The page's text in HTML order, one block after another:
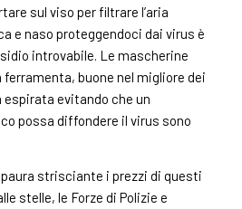
sul viso per filtrare l’aria
e naso proteggendoci dai virus è
introvabile. Le mascherine
ferramenta, buone nel migliore dei
espirata evitando che un
possa diffondere il virus sono
strisciante i prezzi di questi
stelle, le Forze di Polizie e